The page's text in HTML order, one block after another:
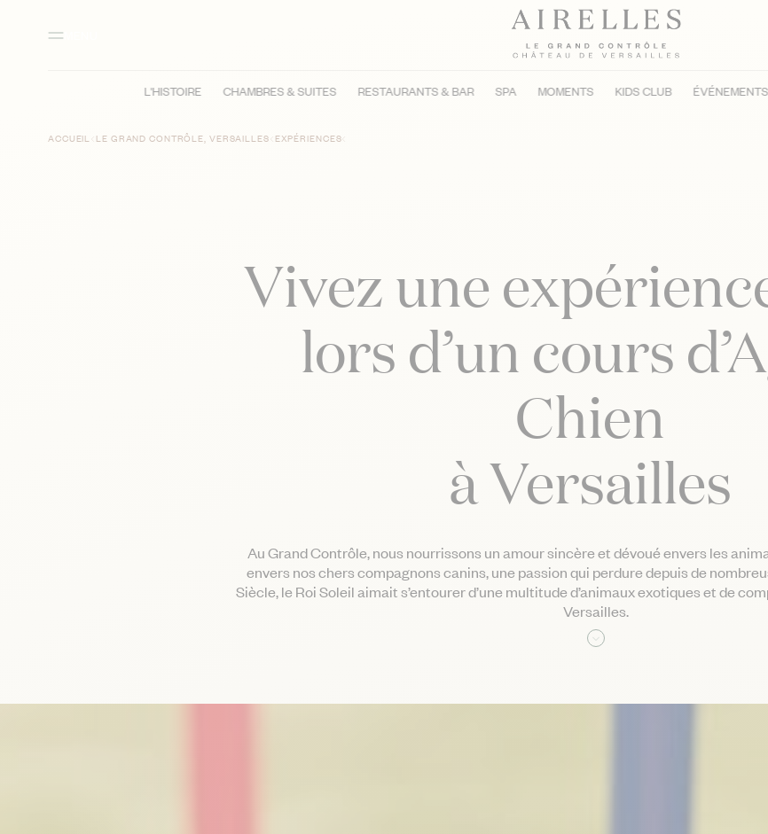
L'HISTOIRE CHAMBRES & SUITES RESTAURANTS & BAR SPA MOMENTS KIDS CLUB ÉVÉNEMENTS
ACCUEIL LE GRAND CONTRÔLE, VERSAILLES EXPÉRIENCES
Vivez une
lors d’un cours
Chien
à Versailles
Au Grand Contrôle, nous nourrissons un amour sincère et dévoué envers les
envers nos chers compagnons canins, une passion qui perdure depuis de
Siècle, le Roi Soleil aimait s’entourer d’une multitude d’animaux exotiques et de
Versailles.
Lire la suite